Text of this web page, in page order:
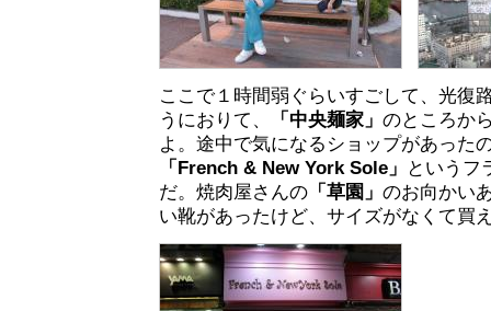
ここで１時間弱ぐらいすごして、光復
うにおりて、
「中央麺家」 のところか
よ。途中で気になるショップがあった
「French & New York Sole」
というフ
だ。焼肉屋さんの 「草園」 のお向かい
い靴があったけど、サイズがなくて買